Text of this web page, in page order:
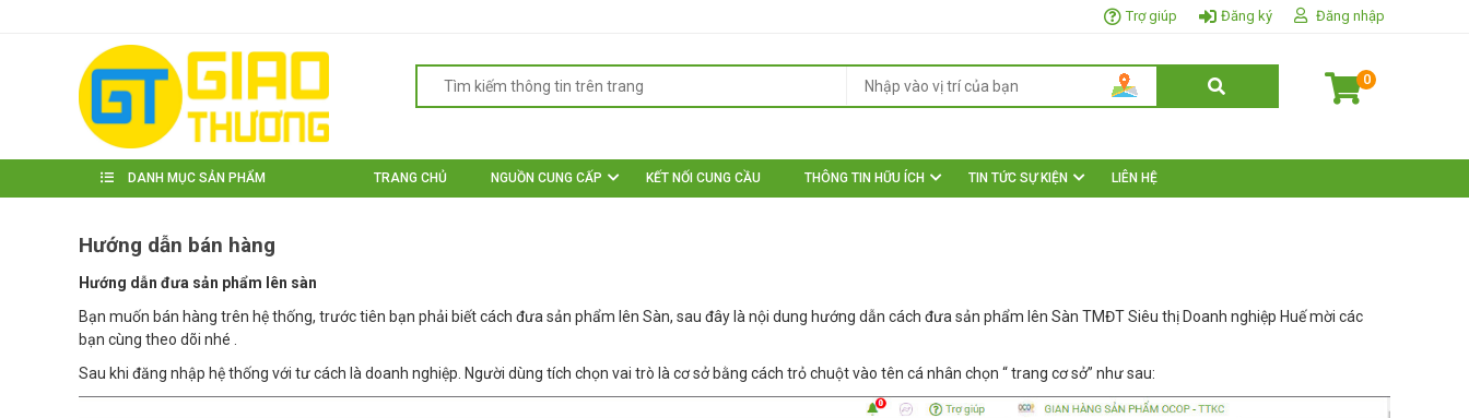
Trợ giúp Đăng ký Đăng nhập
0
DANH MỤC SẢN PHẨM TRANG CHỦ NGUỒN CUNG CẤP KẾT NỐI CUNG CẦU THÔNG TIN HỮU ÍCH TIN TỨC SỰ KIỆN LIÊN HỆ
Hướng dẫn bán hàng
Hướng dẫn đưa sản phẩm lên sàn
Bạn muốn bán hàng trên hệ thống, trước tiên bạn phải biết cách đưa sản phẩm lên Sàn, sau đây là nội dung hướng dẫn cách đưa sản phẩm lên Sàn TMĐT Siêu thị Doanh nghiệp Huế mời các
bạn cùng theo dõi nhé .
Sau khi đăng nhập hệ thống với tư cách là doanh nghiệp. Người dùng tích chọn vai trò là cơ sở bằng cách trỏ chuột vào tên cá nhân chọn “ trang cơ sở” như sau: